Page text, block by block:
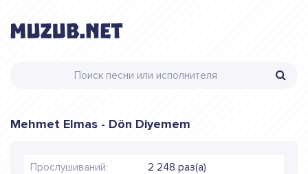
Mehmet Elmas - Dön Diyemem
Прослушиваний: 2 248 раз(а)